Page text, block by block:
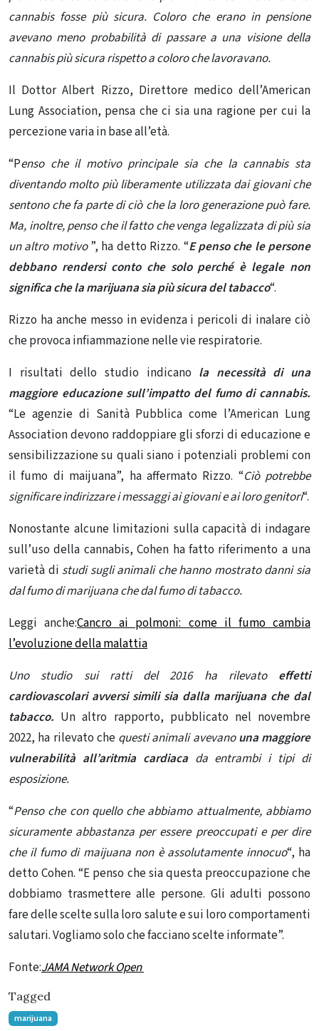
cannabis fosse più sicura. Coloro che erano in pensione
avevano meno probabilità di passare a una visione della
cannabis più sicura rispetto a coloro che lavoravano.
Il Dottor Albert Rizzo, Direttore medico dell’American
Lung Association, pensa che ci sia una ragione per cui la
percezione varia in base all’età.
“Penso che il motivo principale sia che la cannabis sta
diventando molto più liberamente utilizzata daigiovaniche
sentono che fa parte di ciò che la loro generazione può fare.
Ma, inoltre, penso che il fatto che venga legalizzata di più sia
un altro motivo”, ha detto Rizzo. “E penso che le persone
debbano rendersi conto che solo perché è legale non
significa che la marijuana sia più sicura del tabacco“.
Rizzo ha anche messo in evidenza i pericoli di inalare ciò
che provoca infiammazione nelle vie respiratorie.
I risultati dello studio indicano la necessità di una
maggiore educazione sull’impatto del fumo di cannabis.
“Le agenzie di Sanità Pubblica come l’American Lung
Association devono raddoppiare gli sforzi di educazione e
sensibilizzazione su quali siano i potenziali problemi con
il fumo di maijuana”, ha affermato Rizzo. “Ciò potrebbe
significare indirizzare i messaggi ai giovani e ai loro genitori“.
Nonostante alcune limitazioni sulla capacità di indagare
sull’uso della cannabis, Cohen ha fatto riferimento a una
varietà di studi sugli animali che hanno mostrato danni sia
dal fumo di marijuana che dalfumo di tabacco.
Leggi anche:Cancro ai polmoni: come il fumo cambia
l’evoluzione della malattia
Uno studiosui ratti del 2016 ha rilevato effetti
cardiovascolari avversi simili sia dalla marijuana che dal
tabacco. Un altro rapporto, pubblicato nel novembre
2022, ha rilevato che questi animali avevanouna maggiore
vulnerabilità all’aritmia cardiacada entrambi i tipi di
esposizione.
“Penso che con quello che abbiamo attualmente, abbiamo
sicuramente abbastanza per essere preoccupati e per dire
che il fumo di maijuana non è assolutamente innocuo“, ha
detto Cohen. “E penso che sia questa preoccupazione che
dobbiamo trasmettere alle persone. Gli adulti possono
fare delle scelte sulla loro salute e sui loro comportamenti
salutari. Vogliamo solo che facciano scelte informate”.
Fonte:JAMA Network Open
Tagged
marijuana